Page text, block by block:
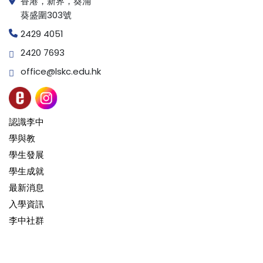
葵盛圍303號
2429 4051
2420 7693
office@lskc.edu.hk
認識李中
學與教
學生發展
學生成就
最新消息
入學資訊
李中社群